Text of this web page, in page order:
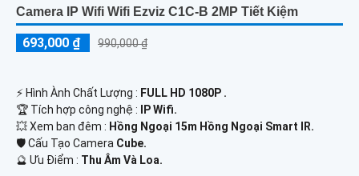
Camera IP Wifi Wifi Ezviz C1C-B 2MP Tiết Kiệm
693,000 ₫ 990,000 ₫
️⚡ Hình Ành Chất Lượng : FULL HD 1080P .
🏆 Tích hợp công nghệ :
IP Wifi.
💥 Xem ban đêm : Hồng Ngoại 15m Hồng Ngoại Smart IR.
🛡 Cấu Tạo Camera Cube.
️🔮 Ưu Điểm : Thu Âm Và Loa.